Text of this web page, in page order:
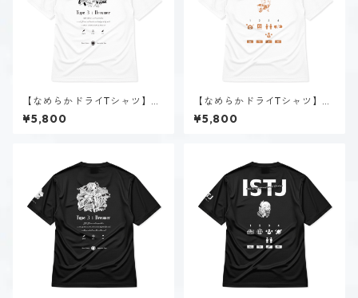
【なめらかドライTシャツ】タ
イプ３-求める人（ホーリー）
｜ホワイト
¥5,800
【なめらかドライTシャツ】速
瀬 美姫（ESTP）｜ホワイト
¥5,800